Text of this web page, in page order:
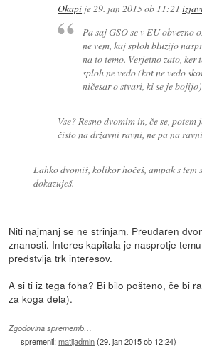
Okapi je 29. jan 2015 ob 11:21
Pa saj GSO se v EU obvezno
ne vem, kaj sploh bluzijo
na to temo. Verjetno zato, ker
sploh ne vedo (kot ne vedo
ničesar o stvari, ki se je
Vse? Resno dvomim in, če se, potem
čisto na državni ravni, ne pa na
Lahko dvomiš, kolikor hočeš, ampak s tem
dokazuješ.
Niti najmanj se ne strinjam. Preudaren
znanosti. Interes kapitala je nasprotje
predstvlja trk interesov.
A si ti iz tega foha? Bi bilo pošteno, če bi
za koga dela).
Zgodovina sprememb…
spremenil:matijadmin(29. jan 2015 ob 12:24)